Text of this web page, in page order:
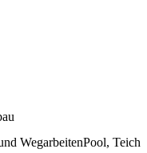
WegarbeitenPool, Teich